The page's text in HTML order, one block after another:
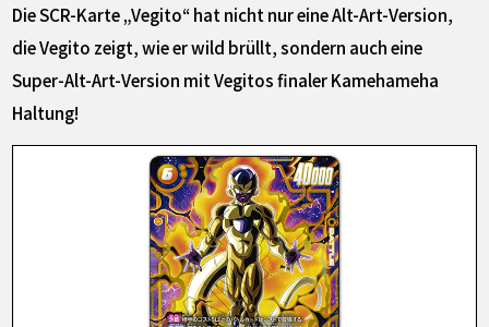
Die SCR-Karte „Vegito“ hat nicht nur eine Alt-Art-Version,
die Vegito zeigt, wie er wild brüllt, sondern auch eine
Super-Alt-Art-Version mit Vegitos finaler Kamehameha
Haltung!